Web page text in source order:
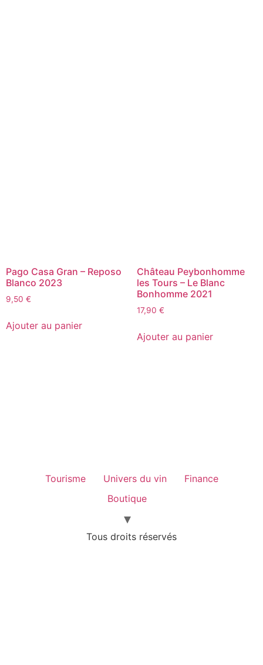
Pago Casa Gran – Reposo
Blanco 2023
9,50 €
Ajouter au panier
Château Peybonhomme
les Tours – Le Blanc
Bonhomme 2021
17,90 €
Ajouter au panier
Tourisme Univers du vin
Finance
Boutique
Tous droits réservés